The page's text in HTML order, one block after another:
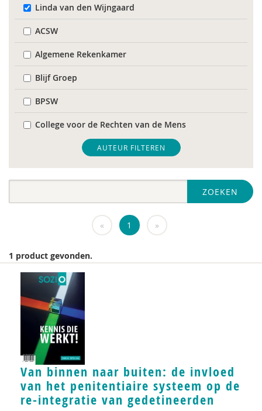
Linda van den Wijngaard
ACSW
Algemene Rekenkamer
Blijf Groep
BPSW
College voor de Rechten van de Mens
De Raad voor Volksgezondheid & Samenleving
diverse
Fier
GREVIO
het Regeringscommissariaat seksueel
grensoverschrijdend gedrag en seksueel geweld
huisarts
KNMG
Landelijk Kenniscentrum LVB
AUTEUR FILTEREN
ZOEKEN
« 1 »
1 product gevonden.
Van binnen naar buiten: de invloed
van het penitentiaire systeem op de
re-integratie van gedetineerden